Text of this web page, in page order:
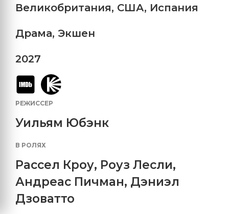
Великобритания, США, Испания
Драма, Экшен
2027
РЕЖИССЕР
Уильям Юбэнк
В РОЛЯХ
Рассел Кроу, Роуз Лесли,
Андреас Пичман, Дэниэл
Дзоватто